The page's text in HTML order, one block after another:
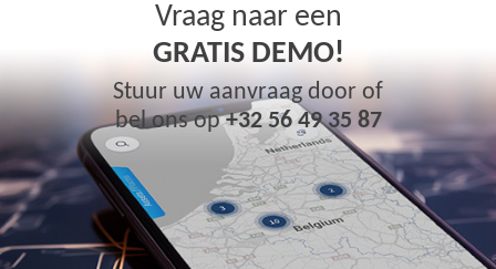
Vraag naar een
GRATIS DEMO!
Stuur uw aanvraag door of
bel ons op+32 56 49 35 87